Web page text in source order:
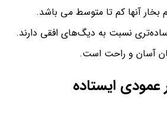
آنها کم تا متوسط می باشد.
نسبت به دیگ‌های افقی دارند.
آسان‌ و راحت است.
عمودی ایستاده